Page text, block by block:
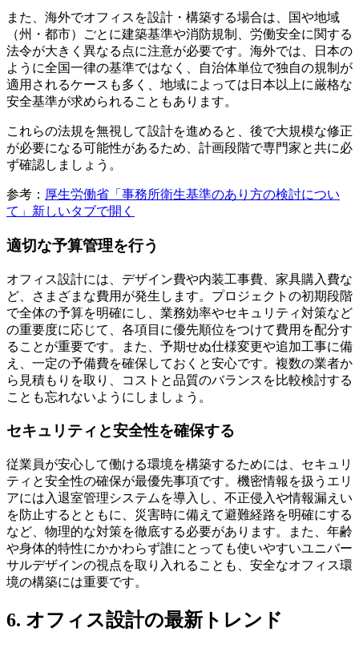
また、海外でオフィスを設計・構築する場合は、国や地域
（州・都市）ごとに建築基準や消防規制、労働安全に関する
法令が大きく異なる点に注意が必要です。海外では、日本の
ように全国一律の基準ではなく、自治体単位で独自の規制が
適用されるケースも多く、地域によっては日本以上に厳格な
安全基準が求められることもあります。
これらの法規を無視して設計を進めると、後で大規模な修正
が必要になる可能性があるため、計画段階で専門家と共に必
ず確認しましょう。
参考： 厚生労働省「事務所衛生基準のあり方の検討につい
て」 新しいタブで開く
適切な予算管理を行う
オフィス設計には、デザイン費や内装工事費、家具購入費な
ど、さまざまな費用が発生します。プロジェクトの初期段階
で全体の予算を明確にし、業務効率やセキュリティ対策など
の重要度に応じて、各項目に優先順位をつけて費用を配分す
ることが重要です。また、予期せぬ仕様変更や追加工事に備
え、一定の予備費を確保しておくと安心です。複数の業者か
ら見積もりを取り、コストと品質のバランスを比較検討する
ことも忘れないようにしましょう。
セキュリティと安全性を確保する
従業員が安心して働ける環境を構築するためには、セキュリ
ティと安全性の確保が最優先事項です。機密情報を扱うエリ
アには入退室管理システムを導入し、不正侵入や情報漏えい
を防止するとともに、災害時に備えて避難経路を明確にする
など、物理的な対策を徹底する必要があります。また、年齢
や身体的特性にかかわらず誰にとっても使いやすいユニバー
サルデザインの視点を取り入れることも、安全なオフィス環
境の構築には重要です。
6. オフィス設計の最新トレンド